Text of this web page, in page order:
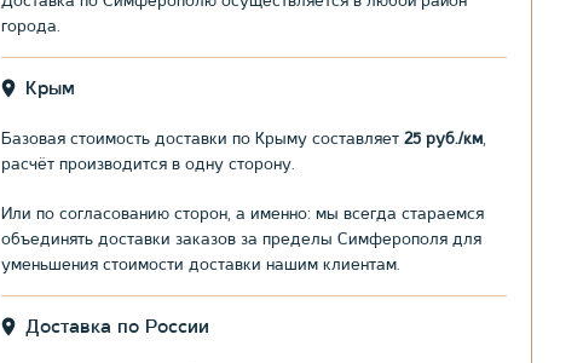
города.
Крым
Базовая стоимость доставки по Крыму составляет 25 руб./км
расчёт производится в одну сторону.
Или по согласованию сторон, а именно: мы всегда стараемся
объединять доставки заказов за пределы Симферополя для
уменьшения стоимости доставки нашим клиентам.
Доставка по России